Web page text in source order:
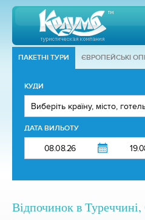
ПАКЕТНІ ТУРИ ЄВРОПЕЙСЬКІ
КУДИ
ДАТА ВИЛЬОТУ
Відпочинок в